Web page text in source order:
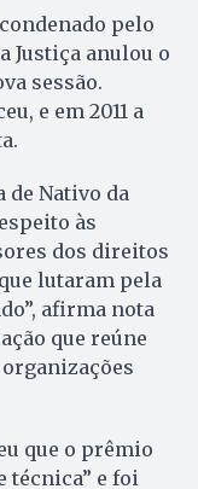
pelo
Justiça anulou o
sessão.
e em 2011 a
de Nativo da
às
dos direitos
lutaram pela
afirma nota
que reúne
que o prêmio
técnica” e foi